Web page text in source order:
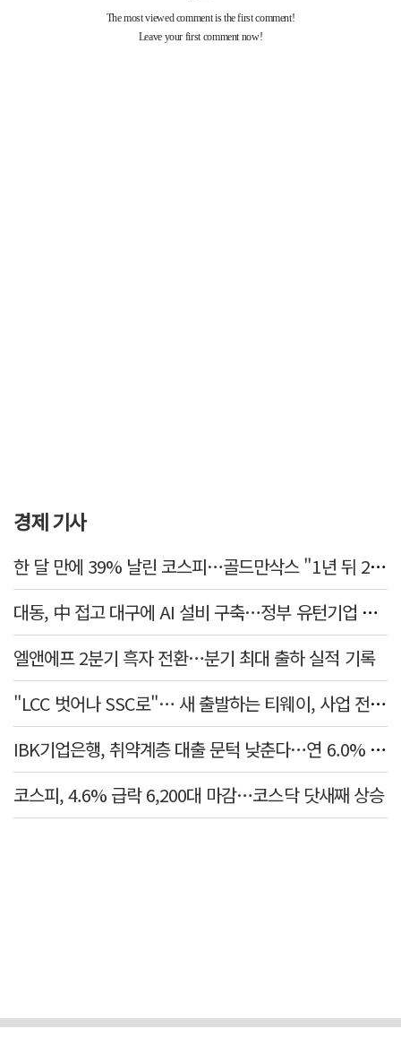
경제 기사
한 달 만에 39% 날린 코스피…골드만삭스 "1년 뒤 2배" 예상, 왜?
대동, 中 접고 대구에 AI 설비 구축…정부 유턴기업 선정
엘앤에프 2분기 흑자 전환…분기 최대 출하 실적 기록
"LCC 벗어나 SSC로"… 새 출발하는 티웨이, 사업 전략 발표
IBK기업은행, 취약계층 대출 문턱 낮춘다…연 6.0% 'i-ONE 햇살론 특례보증' 비대면 출시
코스피, 4.6% 급락 6,200대 마감…코스닥 닷새째 상승